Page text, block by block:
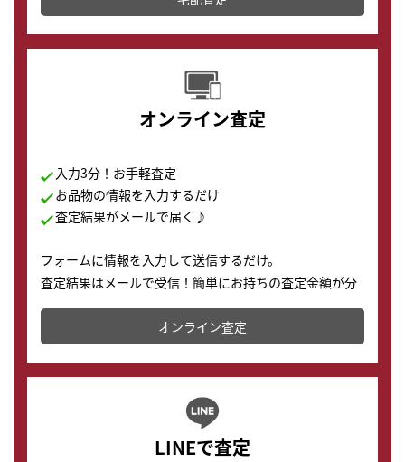
す。
オンライン査定
入力3分！お手軽査定
お品物の情報を入力するだけ
査定結果がメールで届く♪
フォームに情報を入力して送信するだけ。
査定結果はメールで受信！簡単にお持ちの査定金額が分
かります。
オンライン査定
LINEで査定